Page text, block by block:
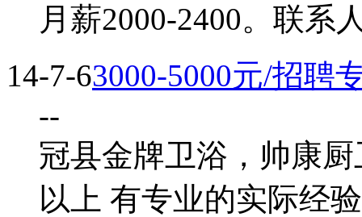
月薪2000-2400。联系
14-7-63000-5000元/招聘
--
冠县金牌卫浴，帅康
以上 有专业的实际经